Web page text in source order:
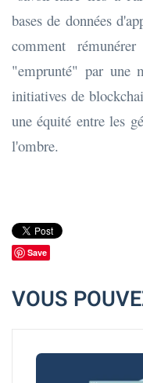
bases de données
comment
"emprunté" par une
initiatives de
une équité entre les
l'ombre.
Save
VOUS